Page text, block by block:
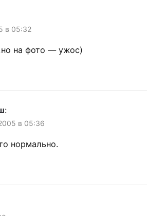
в 05:32
на фото — ужос)
:
в 05:36
нормально.